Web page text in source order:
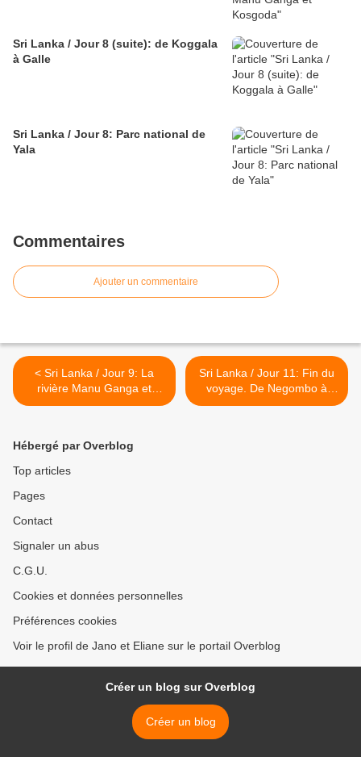
Sri Lanka / Jour 8 (suite): de Koggala
à Galle
Sri Lanka / Jour 8: Parc national de
Yala
Commentaires
Ajouter un commentaire
< Sri Lanka / Jour 9: La
rivière Manu Ganga et
Kosgoda
Sri Lanka / Jour 11: Fin du
voyage. De Negombo à
Colombo. >
Hébergé par Overblog
Top articles
Pages
Contact
Signaler un abus
C.G.U.
Cookies et données personnelles
Préférences cookies
Voir le profil de Jano et Eliane sur le portail Overblog
Créer un blog sur Overblog
Créer un blog